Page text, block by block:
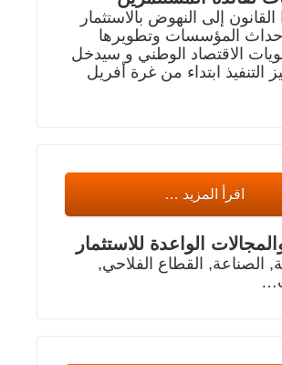
إلى النهوض بالاستثمار
المؤسسات وتطويرها
الاقتصاد الوطني و سيدخل
التنفيذ ابتداء من غرة أفريل
اقرأ المزيد …
الواعدة للاستثمار
الصناعة, القطاع الفلاحي,